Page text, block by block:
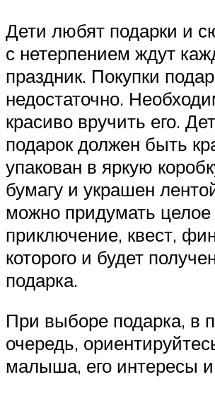
Дети любят подарки и
с нетерпением ждут
праздник. Покупки
недостаточно.
красиво вручить его.
подарок должен быть
упакован в яркую
бумагу и украшен
можно придумать целое
приключение, квест,
которого и будет
подарка.
При выборе подарка, в
очередь,
малыша, его интересы